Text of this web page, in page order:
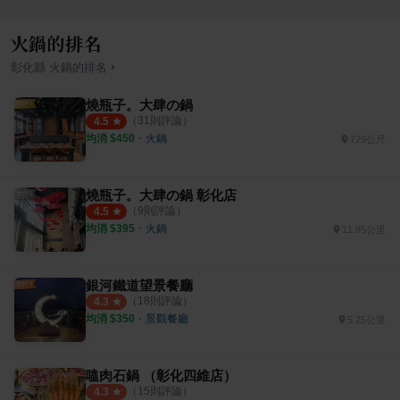
火鍋的排名
彰化縣 火鍋 的排名 ›
燒瓶子。大肆の鍋
4.5 （ 31則評論）
均消 $450 ・ 火鍋
燒瓶子。大肆の鍋 彰化店
4.5 （ 9則評論）
均消 $395 ・ 火鍋 11.95公里
銀河鐵道望景餐廳
4.3 （ 18則評論）
均消 $350 ・ 景觀餐廳 5.25公里
嗑肉石鍋 （彰化四維店）
4.3 （ 15則評論）